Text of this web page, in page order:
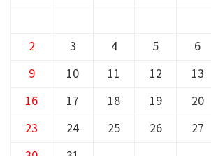
2 3 4 5 6
9 10 11 12 13
16 17 18 19 20
23 24 25 26 27